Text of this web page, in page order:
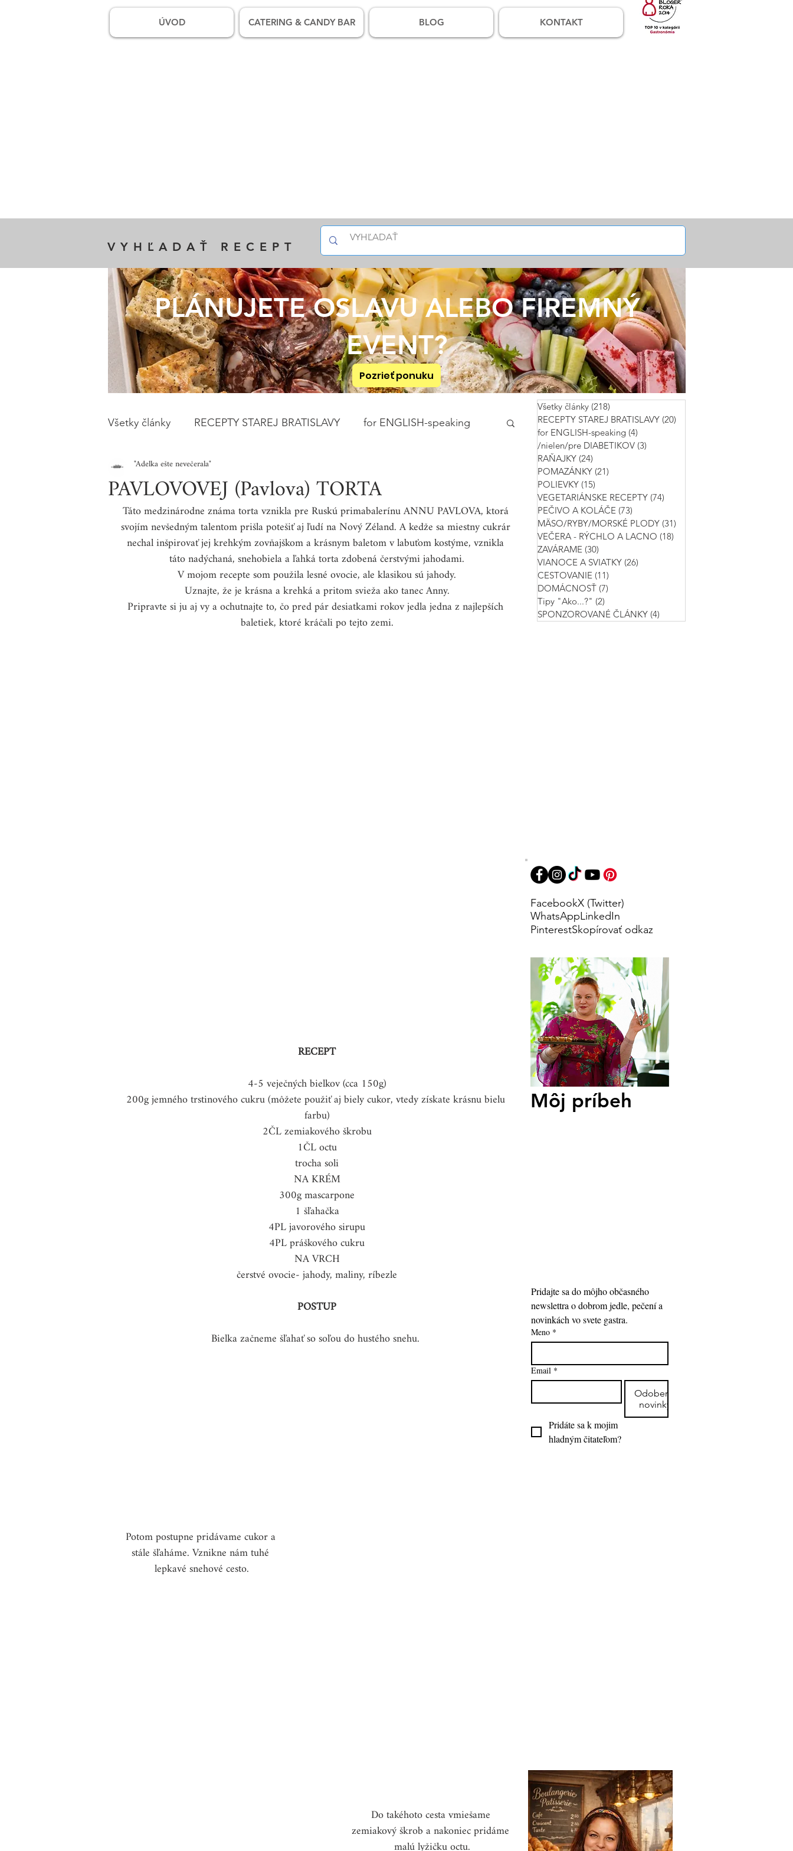
ÚVOD CATERING & CANDY BAR BLOG KONTAKT
VYHĽADAŤ RECEPT
PLÁNUJETE OSLAVU ALEBO FIREMNÝ
EVENT?
Pozrieť ponuku
Všetky články RECEPTY STAREJ BRATISLAVY for ENGLISH-speaking
/nielen/pre DIABETIKOV
VEGETARIÁNSKE RECEPTY PEČIVO A KOLÁČE
MÄSO/RYBY/MORSKÉ PLODY VEČERA - RÝCHLO A LACNO
ZAVÁRAME VIANOCE A SVIATKY CESTOVANIE DOMÁCNOSŤ
PAVLOVOVEJ (Pavlova) TORTA
"Adelka ešte nevečerala"
Táto medzinárodne známa torta vznikla pre Ruskú primabalerínu ANNU PAVLOVA, ktorá
svojím nevšedným talentom prišla potešiť aj ľudí na Nový Zéland. A kedže sa miestny cukrár
nechal inšpirovať jej krehkým zovňajškom a krásnym baletom v labuťom kostýme, vznikla
táto nadýchaná, snehobiela a ľahká torta zdobená čerstvými jahodami.
V mojom recepte som použila lesné ovocie, ale klasikou sú jahody.
Uznajte, že je krásna a krehká a pritom svieža ako tanec Anny.
Pripravte si ju aj vy a ochutnajte to, čo pred pár desiatkami rokov jedla jedna z najlepších
baletiek, ktoré kráčali po tejto zemi.
RECEPT
4-5 veječných bielkov (cca 150g)
200g jemného trstinového cukru (môžete použiť aj biely cukor, vtedy získate krásnu bielu
farbu)
2ČL zemiakového škrobu
1ČL octu
trocha soli
NA KRÉM
300g mascarpone
1 šľahačka
4PL javorového sirupu
4PL práškového cukru
NA VRCH
čerstvé ovocie- jahody, maliny, ríbezle
POSTUP
Bielka začneme šľahať so soľou do hustého snehu.
Potom postupne pridávame cukor a
stále šľaháme. Vznikne nám tuhé
lepkavé snehové cesto.
Do takéhoto cesta vmiešame
zemiakový škrob a nakoniec pridáme
Všetky články (218)
RECEPTY STAREJ BRATISLAVY (20)
for ENGLISH-speaking (4)
/nielen/pre DIABETIKOV (3)
RAŇAJKY (24)
POMAZÁNKY (21)
POLIEVKY (15)
VEGETARIÁNSKE RECEPTY (74)
PEČIVO A KOLÁČE (73)
MÄSO/RYBY/MORSKÉ PLODY (31)
VEČERA - RÝCHLO A LACNO (18)
ZAVÁRAME (30)
VIANOCE A SVIATKY (26)
CESTOVANIE (11)
DOMÁCNOSŤ (7)
Tipy "Ako...?" (2)
SPONZOROVANÉ ČLÁNKY (4)
FacebookX (Twitter)
WhatsAppLinkedIn
PinterestSkopírovať odkaz
Môj príbeh
Pridajte sa do môjho občasného
newslettra o dobrom jedle, pečení a
novinkách vo svete gastra.
Meno *
Email *
Odoberať
novinky
Pridáte sa k mojim
hladným čitateľom?